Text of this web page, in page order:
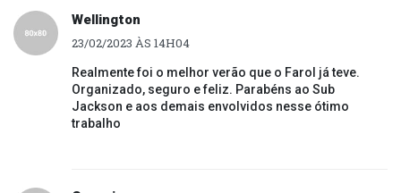
Wellington
23/02/2023 ÀS 14H04
Realmente foi o melhor verão que o Farol já teve.
Organizado, seguro e feliz. Parabéns ao Sub
Jackson e aos demais envolvidos nesse ótimo
trabalho